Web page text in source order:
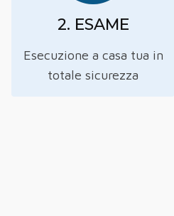
2. ESAME
Esecuzione a casa tua in
totale sicurezza